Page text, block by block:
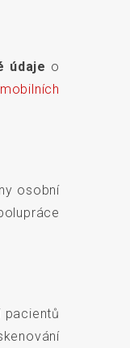
údaje o
mobilních
osobní
pacientů